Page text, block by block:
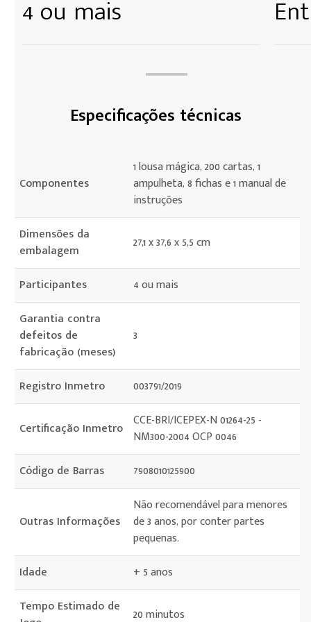
4 ou mais
Especificações técnicas
Componentes
1 lousa mágica, 200 cartas, 1
ampulheta, 8 fichas e 1 manual de
instruções
Dimensões da
embalagem
27,1 x 37,6 x 5,5 cm
Participantes
4 ou mais
Garantia contra
defeitos de
fabricação (meses)
3
Registro Inmetro 003791/2019
Certificação Inmetro CCE-BRI/ICEPEX-N 01264-25 -
NM300-2004 OCP 0046
Código de Barras
7908010125900
Outras Informações
Não recomendável para menores
de 3 anos, por conter partes
pequenas.
Idade
+ 5 anos
Tempo Estimado de
20 minutos